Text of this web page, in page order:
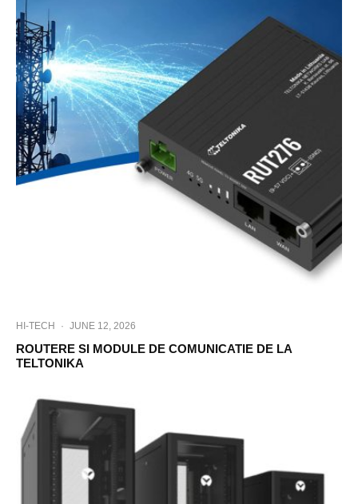
HI-TECH · JUNE 12, 2026
ROUTERE SI MODULE DE COMUNICATIE DE LA
TELTONIKA